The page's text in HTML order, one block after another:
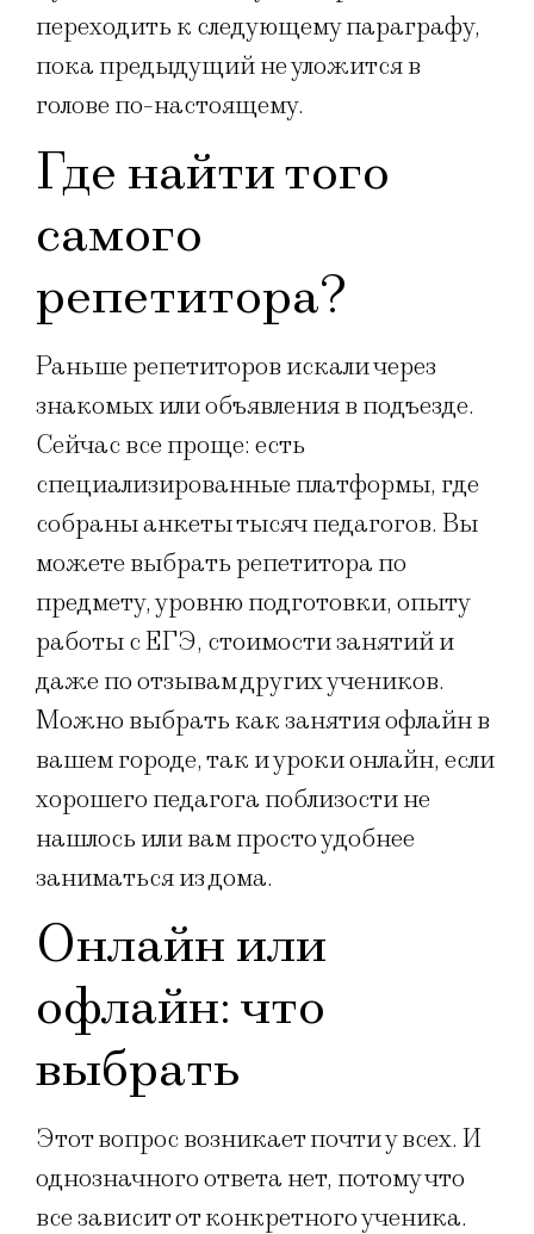
переходить к следующему параграфу,
пока предыдущий не уложится в
голове по-настоящему.
Где найти того
самого
репетитора?
Раньше репетиторов искали через
знакомых или объявления в подъезде.
Сейчас все проще: есть
специализированные платформы, где
собраны анкеты тысяч педагогов. Вы
можете выбрать репетитора по
предмету, уровню подготовки, опыту
работы с ЕГЭ, стоимости занятий и
даже по отзывам других учеников.
Можно выбрать как занятия офлайн в
вашем городе, так и уроки онлайн, если
хорошего педагога поблизости не
нашлось или вам просто удобнее
заниматься из дома.
Онлайн или
офлайн: что
выбрать
Этот вопрос возникает почти у всех. И
однозначного ответа нет, потому что
все зависит от конкретного ученика.